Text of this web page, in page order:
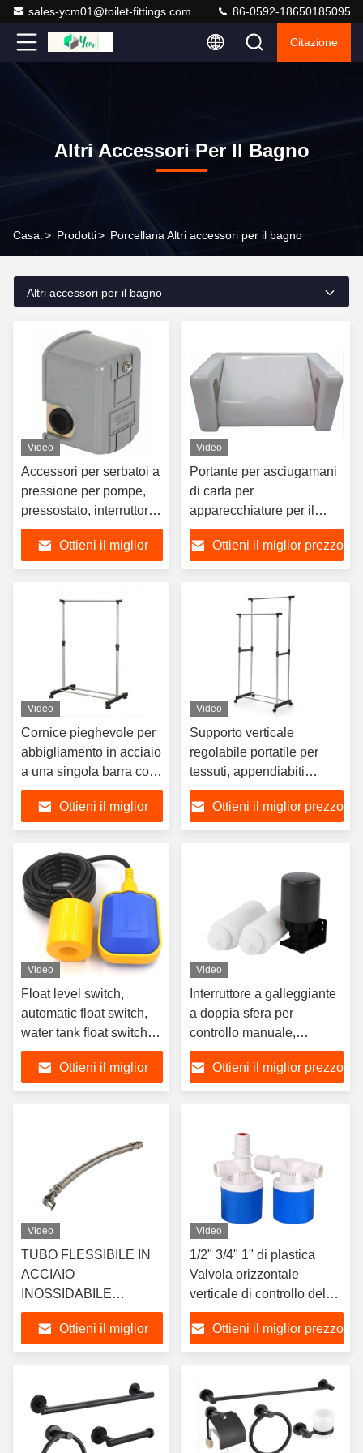
sales-ycm01@toilet-fittings.com 86-0592-18650185095
Citazione
Altri Accessori Per Il Bagno
Casa. > Prodotti> Porcellana Altri accessori per il bagno
Altri accessori per il bagno
Video
Accessori per serbatoi a
pressione per pompe,
pressostato, interruttore
meccanico a doppia
azione per uso
domestico, pressostato
Ottieni il miglior
Video
Portante per asciugamani
di carta per
apparecchiature per il
bagno, accessorio per
cucine, bagni e servizi
igienici.
Ottieni il miglior prezzo
Video
Cornice pieghevole per
abbigliamento in acciaio
a una singola barra con
scaffale per
l'essiccazione dei
tessuti
Ottieni il miglior
Video
Supporto verticale
regolabile portatile per
tessuti, appendiabiti
verticale con ruote,
appendiabiti in metallo a
doppio strato
Ottieni il miglior prezzo
Video
Float level switch,
automatic float switch,
water tank float switch,
water pump float switch
Ottieni il miglior
Video
Interruttore a galleggiante
a doppia sfera per
controllo manuale,
utilizzato per il
monitoraggio del livello
dell'acqua con sensore
Ottieni il miglior prezzo
Video
TUBO FLESSIBILE IN
ACCIAIO
INOSSIDABILE
TRECCIATO
CONNETTORE
ESAGONALE AD ALTA
Ottieni il miglior
Video
1/2" 3/4" 1" di plastica
Valvola orizzontale
verticale di controllo del
livello dell'acqua
Serbatoio Valvola a sfera
galleggiante Valvola
completo Valvola acqua
Ottieni il miglior prezzo